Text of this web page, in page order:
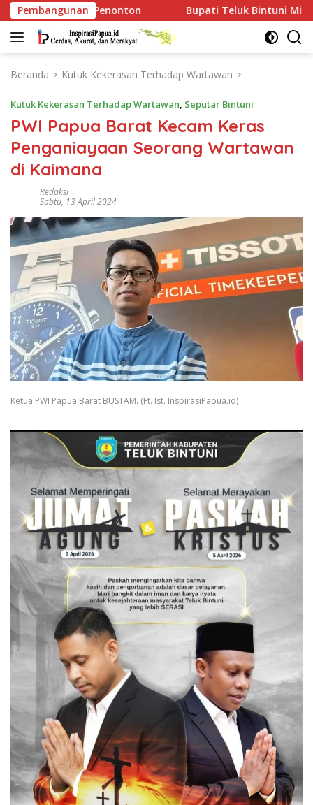
Langsung
ke
konten
PembangunanBupati Teluk Bintuni Minta Mess BP Tangguh
Beranda Kutuk Kekerasan Terhadap Wartawan
Kutuk Kekerasan Terhadap Wartawan, Seputar Bintuni
PWI Papua Barat Kecam Keras
Penganiayaan Seorang Wartawan
di Kaimana
Redaksi
Sabtu, 13 April 2024
Ketua PWI Papua Barat BUSTAM. (Ft. Ist. InspirasiPapua.id)